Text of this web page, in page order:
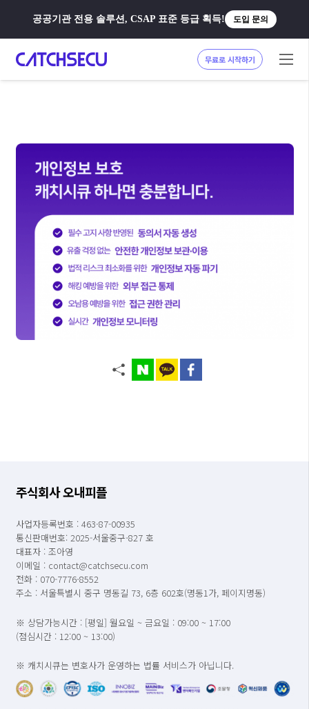
공공기관 전용 솔루션, CSAP 표준 등급 획득! 도입 문의
무료로 시작하기
주식회사 오내피플
사업자등록번호 : 463-87-00935
통신판매번호: 2025-서울중구-827 호
대표자 : 조아영
이메일 : contact@catchsecu.com
전화 : 070-7776-8552
주소 : 서울특별시 중구 명동길 73, 6층 602호(명동1가, 페이지명동)
※ 상담가능시간 : [평일] 월요일 ~ 금요일 : 09:00 ~ 17:00
(점심시간 : 12:00 ~ 13:00)
※ 캐치시큐는 변호사가 운영하는 법률 서비스가 아닙니다.